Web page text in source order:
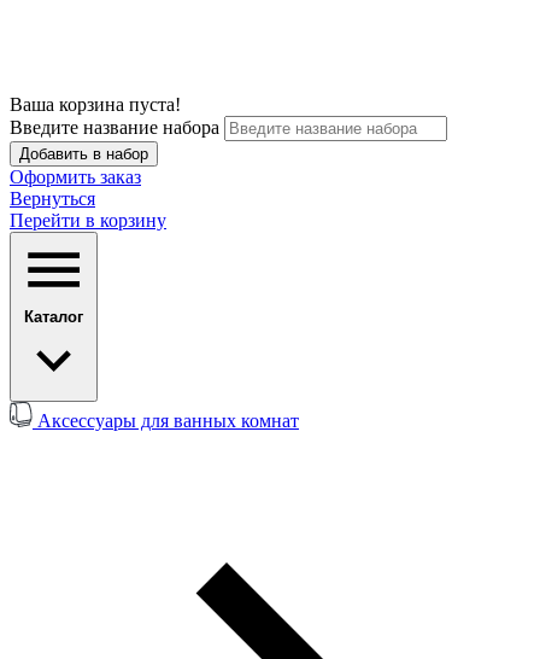
Ваша корзина пуста!
Введите название набора
Добавить в набор
Оформить заказ
Вернуться
Перейти в корзину
Каталог
Аксессуары для ванных комнат